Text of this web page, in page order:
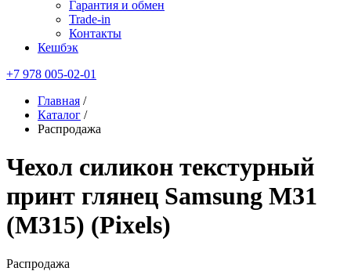
Гарантия и обмен
Trade-in
Контакты
Кешбэк
+7 978 005-02-01
Главная /
Каталог /
Распродажа
Чехол силикон текстурный
принт глянец Samsung M31
(M315) (Pixels)
Распродажа